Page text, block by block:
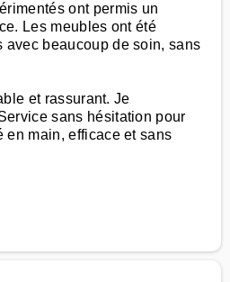
ont permis un
Les meubles ont été
avec beaucoup de soin, sans
et rassurant. Je
sans hésitation pour
en main, efficace et sans